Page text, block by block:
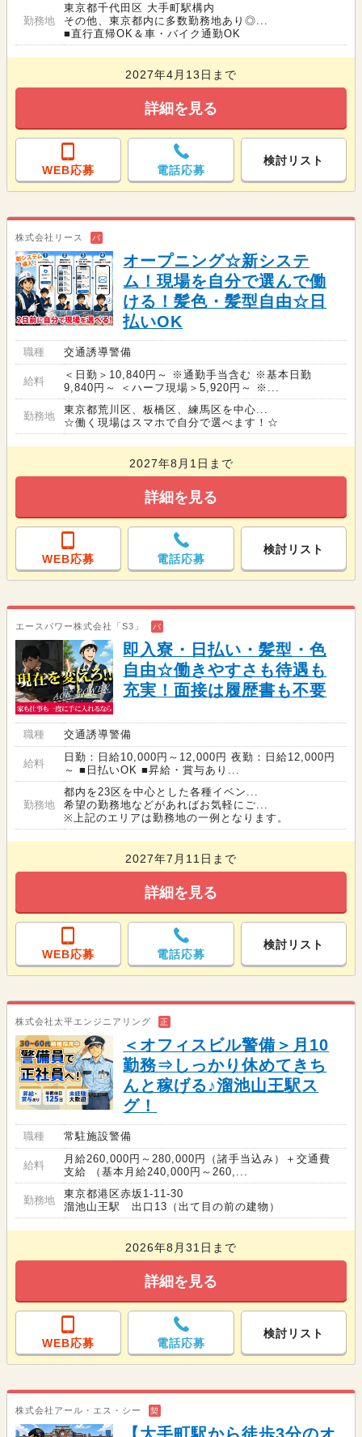
勤務地
東京都千代田区 大手町駅構内
その他、東京都内に多数勤務地あり◎...
■直行直帰OK＆車・バイク通勤OK
2027年4月13日まで
詳細を見る
WEB応募 電話応募
検討リスト
株式会社リース バ
オープニング☆新システ
ム！現場を自分で選んで働
ける！髪色・髪型自由☆日
払いOK
職種 交通誘導警備
給料
＜日勤＞10,840円～ ※通勤手当含む ※基本日勤
9,840円～ ＜ハーフ現場＞5,920円～ ※...
勤務地
東京都荒川区、板橋区、練馬区を中心...
☆働く現場はスマホで自分で選べます！☆
2027年8月1日まで
詳細を見る
WEB応募 電話応募
検討リスト
エースパワー株式会社「S3」 バ
即入寮・日払い・髪型・色
自由☆働きやすさも待遇も
充実！面接は履歴書も不要
職種 交通誘導警備
給料
日勤：日給10,000円～12,000円 夜勤：日給12,000円
～ ■日払いOK ■昇給・賞与あり...
勤務地
都内を23区を中心とした各種イベン...
希望の勤務地などがあればお気軽にご...
※上記のエリアは勤務地の一例となります。
2027年7月11日まで
詳細を見る
WEB応募 電話応募
検討リスト
株式会社太平エンジニアリング 正
＜オフィスビル警備＞月10
勤務⇒しっかり休めてきち
んと稼げる♪溜池山王駅ス
グ！
職種 常駐施設警備
給料
月給260,000円～280,000円（諸手当込み）＋交通費
支給 （基本月給240,000円～260,...
勤務地
東京都港区赤坂1-11-30
溜池山王駅 出口13（出て目の前の建物）
2026年8月31日まで
詳細を見る
WEB応募 電話応募
検討リスト
株式会社アール・エス・シー 契